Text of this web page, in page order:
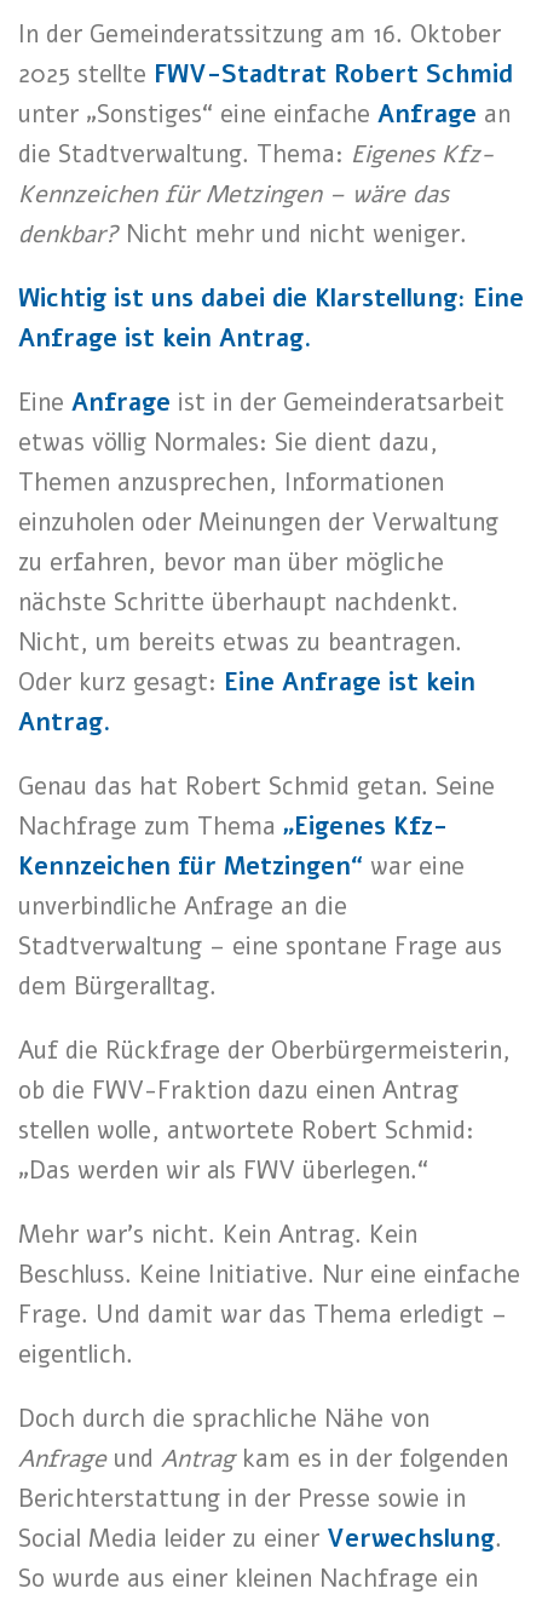
In der Gemeinderatssitzung am 16. Oktober
2025 stellte FWV-Stadtrat Robert Schmid
unter „Sonstiges“ eine einfache Anfrage an
die Stadtverwaltung. Thema: Eigenes Kfz-
Kennzeichen für Metzingen – wäre das
denkbar?Nicht mehr und nicht weniger.
Wichtig ist uns dabei die Klarstellung: Eine
Anfrage ist kein Antrag.
Eine Anfrage ist in der Gemeinderatsarbeit
etwas völlig Normales: Sie dient dazu,
Themen anzusprechen, Informationen
einzuholen oder Meinungen der Verwaltung
zu erfahren, bevor man über mögliche
nächste Schritte überhaupt nachdenkt.
Nicht, um bereits etwas zu beantragen.
Oder kurz gesagt: Eine Anfrage ist kein
Antrag.
Genau das hat Robert Schmid getan. Seine
Nachfrage zum Thema „Eigenes Kfz-
Kennzeichen für Metzingen“ war eine
unverbindliche Anfrage an die
Stadtverwaltung – eine spontane Frage aus
dem Bürgeralltag.
Auf die Rückfrage der Oberbürgermeisterin,
ob die FWV-Fraktion dazu einen Antrag
stellen wolle, antwortete Robert Schmid:
„Das werden wir als FWV überlegen.“
Mehr war’s nicht. Kein Antrag. Kein
Beschluss. Keine Initiative. Nur eine einfache
Frage. Und damit war das Thema erledigt –
eigentlich.
Doch durch die sprachliche Nähe von
Anfrageund Antragkam es in der folgenden
Berichterstattung in der Presse sowie in
Social Media leider zu einer Verwechslung.
So wurde aus einer kleinen Nachfrage ein